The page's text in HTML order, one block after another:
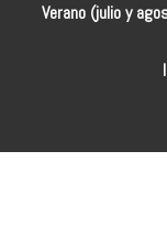
Verano (julio y